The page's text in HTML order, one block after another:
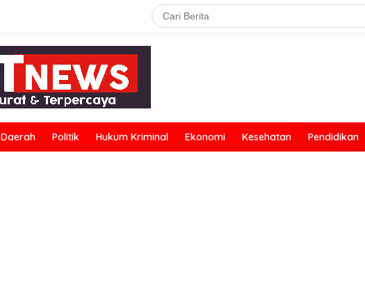
Daerah Politik Hukum Kriminal Ekonomi Kesehatan Pendidikan